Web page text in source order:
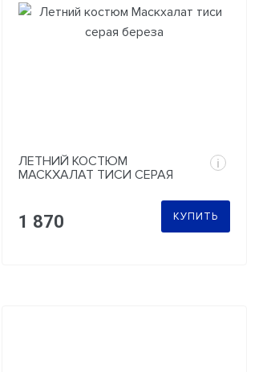
ЛЕТНИЙ КОСТЮМ
МАСКХАЛАТ ТИСИ СЕРАЯ
i
1 870 КУПИТЬ